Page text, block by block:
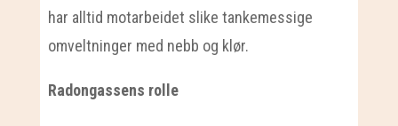
har alltid motarbeidet slike tankemessige
omveltninger med nebb og klør.
Radongassens rolle